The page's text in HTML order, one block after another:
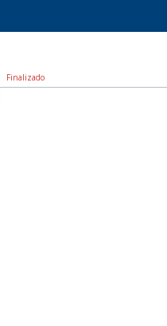
Finalizado